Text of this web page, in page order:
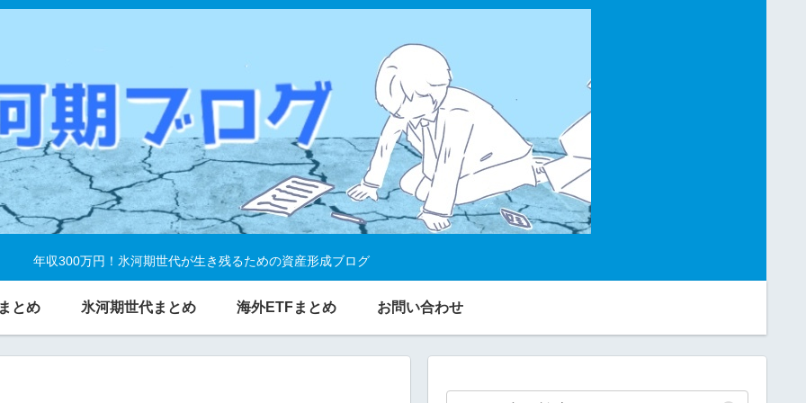
年収300万円！氷河期世代が生き残るための資産形成ブログ
とめ 氷河期世代まとめ 海外ETFまとめ お問い合わせ